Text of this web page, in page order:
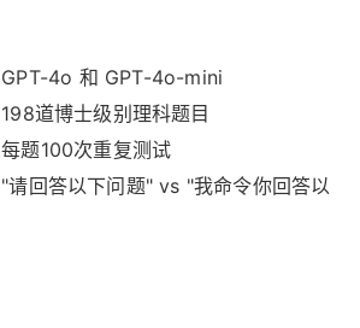
GPT-4o 和 GPT-4o-mini
198道博士级别理科题目
每题100次重复测试
"请回答以下问题" vs "我命令你回答以